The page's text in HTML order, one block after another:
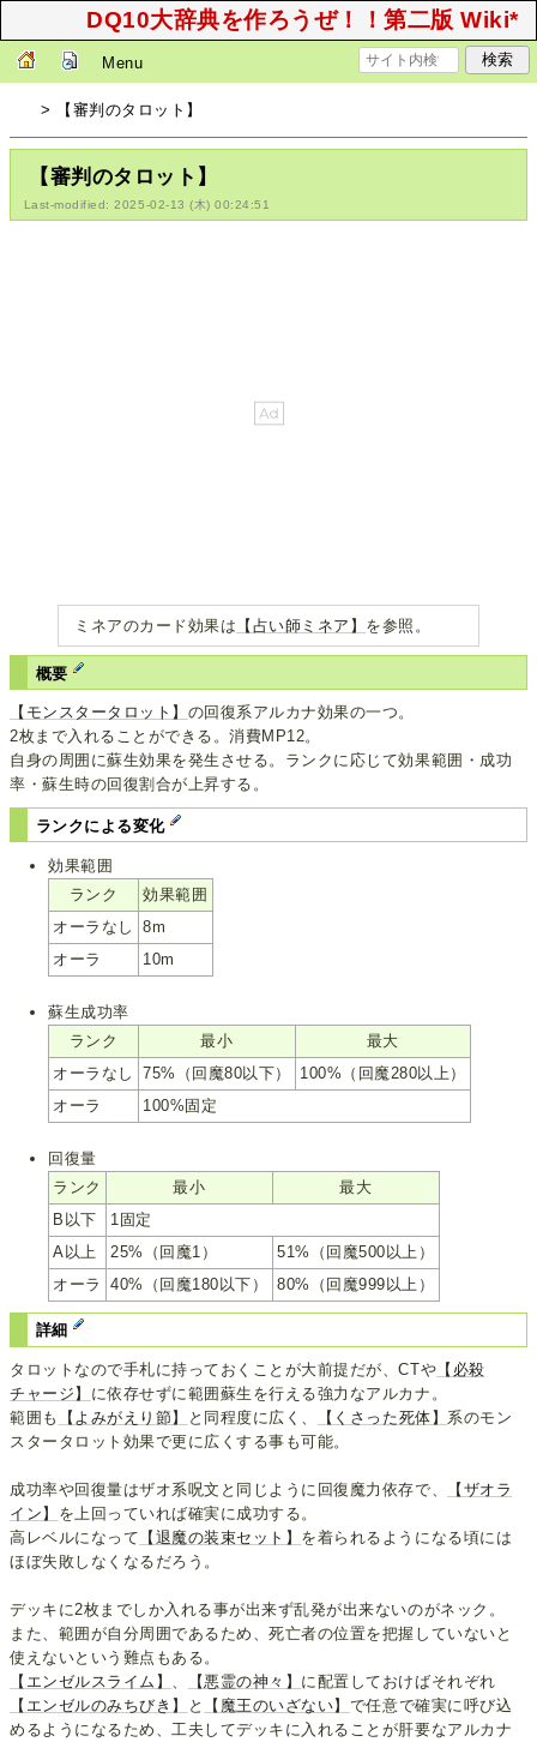
DQ10大辞典を作ろうぜ！！第二版 Wiki*
Menu
> 【審判のタロット】
【審判のタロット】
Last-modified: 2025-02-13 (木) 00:24:51
ミネアのカード効果は 【占い師ミネア】 を参照。
概要
【モンスタータロット】 の回復系アルカナ効果の一つ。
2枚まで入れることができる。消費MP12。
自身の周囲に蘇生効果を発生させる。ランクに応じて効果範囲・成功
率・蘇生時の回復割合が上昇する。
ランクによる変化
効果範囲
ランク
効果範囲
オーラなし
8m
オーラ
10m
蘇生成功率
ランク
最小
最大
オーラなし
75%（回魔80以下）
100%（回魔280以上）
オーラ
100%固定
回復量
ランク
最小
最大
B以下
1固定
A以上
25%（回魔1）
51%（回魔500以上）
オーラ
40%（回魔180以下） 80%（回魔999以上）
詳細
タロットなので手札に持っておくことが大前提だが、CTや 【必殺
チャージ】 に依存せずに範囲蘇生を行える強力なアルカナ。
範囲も
【よみがえり節】 と同程度に広く、 【くさった死体】 系のモン
スタータロット効果で更に広くする事も可能。
成功率や回復量はザオ系呪文と同じように回復魔力依存で、
【ザオラ
イン】 を上回っていれば確実に成功する。
高レベルになって 【退魔の装束セット】 を着られるようになる頃には
ほぼ失敗しなくなるだろう。
デッキに2枚までしか入れる事が出来ず乱発が出来ないのがネック。
また、範囲が自分周囲であるため、死亡者の位置を把握していないと
使えないという難点もある。
【エンゼルスライム】
【悪霊の神々】 に配置しておけばそれぞれ
【エンゼルのみちびき】
と 【魔王のいざない】 で任意で確実に呼び込
めるようになるため、工夫してデッキに入れることが肝要なアルカナ